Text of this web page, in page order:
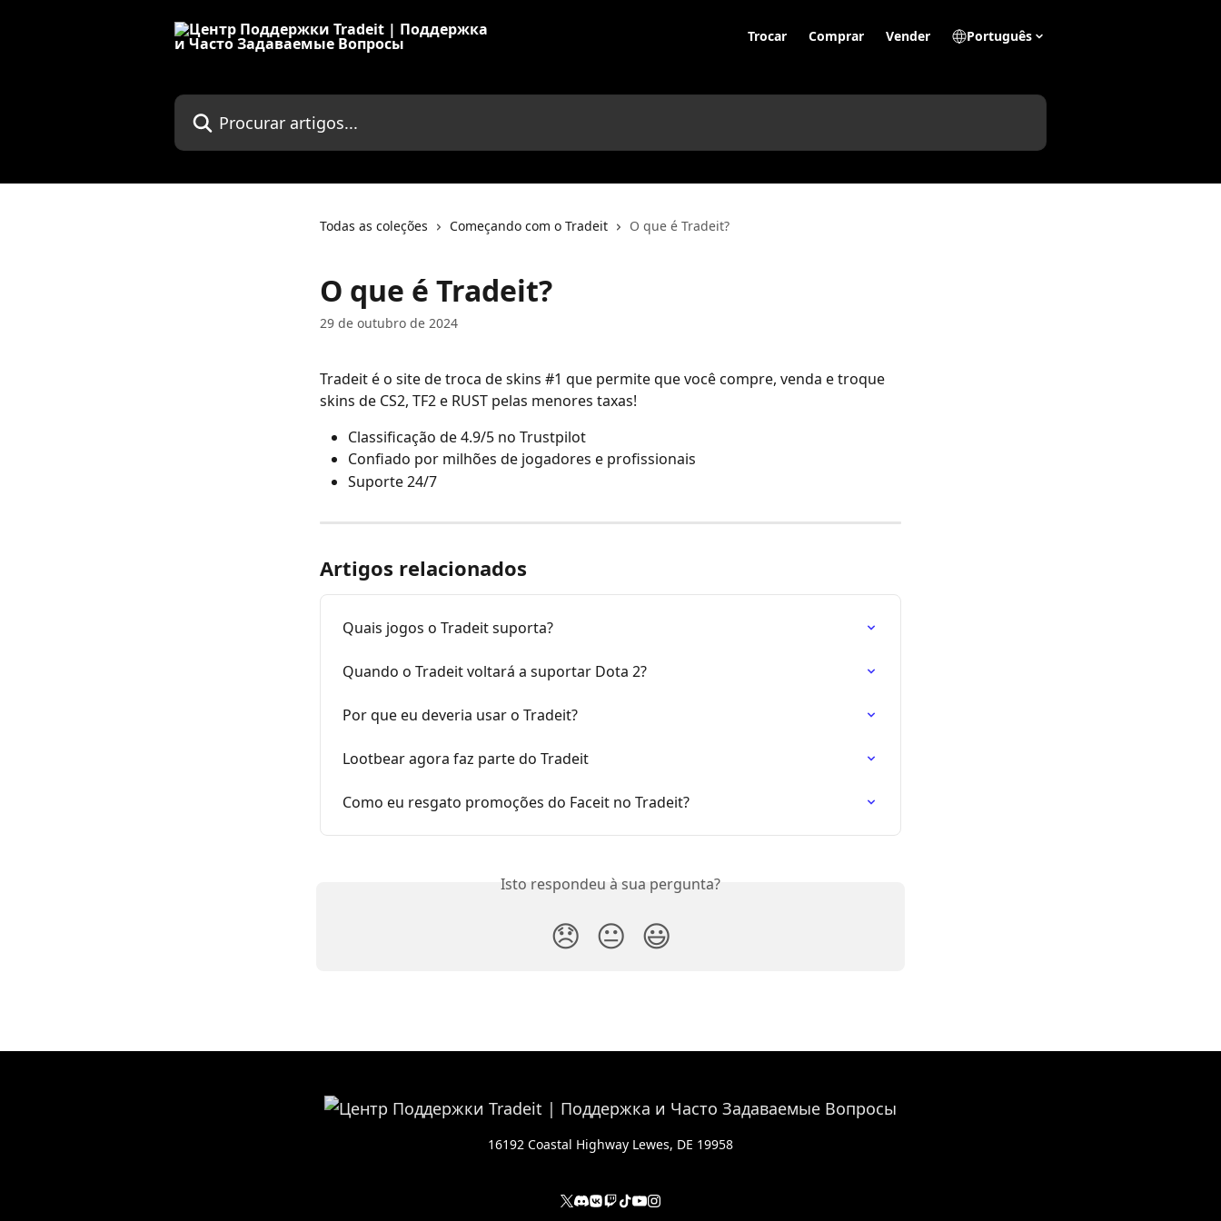
Trocar Comprar Vender Português
Procurar artigos...
Todas as coleções Começando com o Tradeit O que é Tradeit?
O que é Tradeit?
29 de outubro de 2024
Tradeit é o site de troca de skins #1 que permite que você compre, venda e troque
skins de CS2, TF2 e RUST pelas menores taxas!
Classificação de 4.9/5 no Trustpilot
Confiado por milhões de jogadores e profissionais
Suporte 24/7
Artigos relacionados
Quais jogos o Tradeit suporta?
Quando o Tradeit voltará a suportar Dota 2?
Por que eu deveria usar o Tradeit?
Lootbear agora faz parte do Tradeit
Como eu resgato promoções do Faceit no Tradeit?
Isto respondeu à sua pergunta?
😞 😐 😃
16192 Coastal Highway Lewes, DE 19958